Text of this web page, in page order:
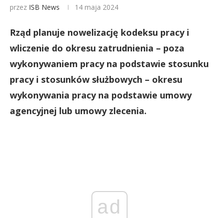
przez ISB News 14 maja 2024
Rząd planuje nowelizację kodeksu pracy i
wliczenie do okresu zatrudnienia – poza
wykonywaniem pracy na podstawie stosunku
pracy i stosunków służbowych – okresu
wykonywania pracy na podstawie umowy
agencyjnej lub umowy zlecenia.
ad